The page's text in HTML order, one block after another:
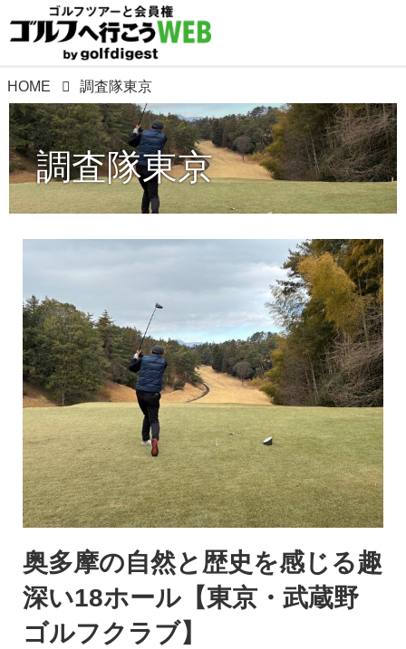
HOME 調査隊東京
調査隊東京
奥多摩の自然と歴史を感じる趣
深い18ホール【東京・武蔵野
ゴルフクラブ】